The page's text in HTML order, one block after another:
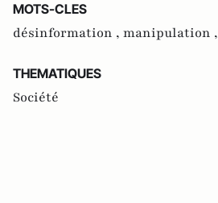
MOTS-CLES
désinformation , manipulation ,
THEMATIQUES
Société